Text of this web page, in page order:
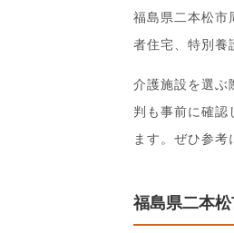
福島県二本松市
者住宅、特別養
介護施設を選ぶ
判も事前に確認
ます。ぜひ参考
福島県二本